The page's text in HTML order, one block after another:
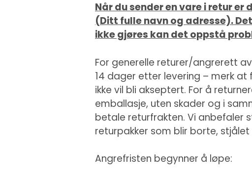
Når du sender en vare i retur
(Ditt fulle navn og adresse).
ikke gjøres kan det oppstå
For generelle returer/angrerett
14 dager etter levering – merk
ikke vil bli akseptert. For å
emballasje, uten skader og i
betale returfrakten. Vi anbefaler
returpakker som blir borte, stjålet
Angrefristen begynner å løpe: